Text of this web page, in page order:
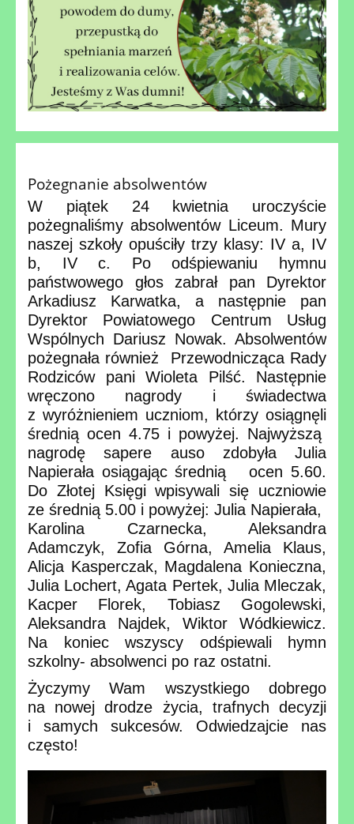
Pożegnanie absolwentów
W piątek 24 kwietnia uroczyście
pożegnaliśmy absolwentów Liceum. Mury
naszej szkoły opuściły trzy klasy: IV a, IV
b, IV c. Po odśpiewaniu hymnu
państwowego głos zabrał pan Dyrektor
Arkadiusz Karwatka, a następnie pan
Dyrektor Powiatowego Centrum Usług
Wspólnych Dariusz Nowak. Absolwentów
pożegnała również Przewodnicząca Rady
Rodziców pani Wioleta Pilść. Następnie
wręczono nagrody i świadectwa
z wyróżnieniem uczniom, którzy osiągnęli
średnią ocen 4.75 i powyżej. Najwyższą
nagrodę sapere auso zdobyła Julia
Napierała osiągając średnią ocen 5.60.
Do Złotej Księgi wpisywali się uczniowie
ze średnią 5.00 i powyżej: Julia Napierała,
Karolina Czarnecka, Aleksandra
Adamczyk, Zofia Górna, Amelia Klaus,
Alicja Kasperczak, Magdalena Konieczna,
Julia Lochert, Agata Pertek, Julia Mleczak,
Kacper Florek, Tobiasz Gogolewski,
Aleksandra Najdek, Wiktor Wódkiewicz.
Na koniec wszyscy odśpiewali hymn
szkolny- absolwenci po raz ostatni.
Życzymy Wam wszystkiego dobrego
na nowej drodze życia, trafnych decyzji
i samych sukcesów. Odwiedzajcie nas
często!